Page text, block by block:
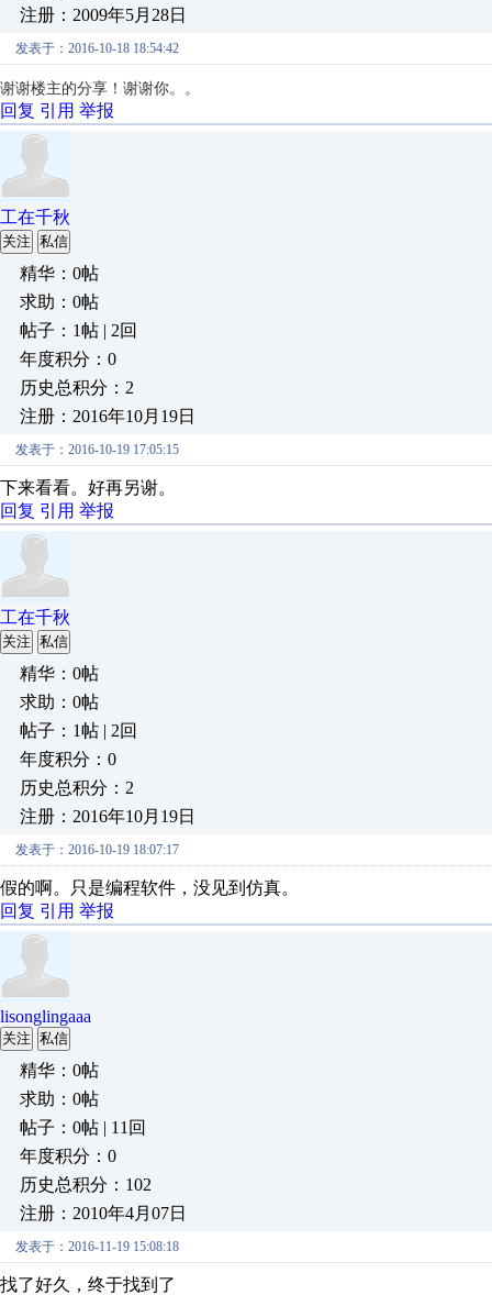
注册：2009年5月28日
发表于：2016-10-18 18:54:42
谢谢楼主的分享！谢谢你。。
回复 引用 举报
工在千秋
关注 私信
精华：0帖
求助：0帖
帖子：1帖 | 2回
年度积分：0
历史总积分：2
注册：2016年10月19日
发表于：2016-10-19 17:05:15
下来看看。好再另谢。
回复 引用 举报
工在千秋
关注 私信
精华：0帖
求助：0帖
帖子：1帖 | 2回
年度积分：0
历史总积分：2
注册：2016年10月19日
发表于：2016-10-19 18:07:17
假的啊。只是编程软件，没见到仿真。
回复 引用 举报
lisonglingaaa
关注 私信
精华：0帖
求助：0帖
帖子：0帖 | 11回
年度积分：0
历史总积分：102
注册：2010年4月07日
发表于：2016-11-19 15:08:18
找了好久，终于找到了